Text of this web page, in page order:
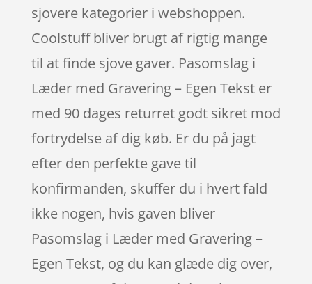
sjovere kategorier i webshoppen.
Coolstuff bliver brugt af rigtig mange
til at finde sjove gaver. Pasomslag i
Læder med Gravering – Egen Tekst er
med 90 dages returret godt sikret mod
fortrydelse af dig køb. Er du på jagt
efter den perfekte gave til
konfirmanden, skuffer du i hvert fald
ikke nogen, hvis gaven bliver
Pasomslag i Læder med Gravering –
Egen Tekst, og du kan glæde dig over,